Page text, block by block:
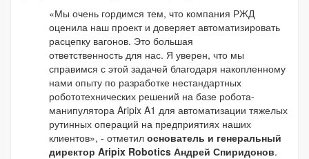
«Мы очень гордимся тем, что компания РЖД
оценила наш проект и доверяет автоматизировать
расцепку вагонов. Это большая
ответственность для нас. Я уверен, что мы
справимся с этой задачей благодаря накопленному
нами опыту по разработке нестандартных
робототехнических решений на базе робота-
манипулятора Aripix A1 для автоматизации тяжелых
рутинных операций на предприятиях наших
клиентов», - отметил основатель и генеральный
директор Aripix Robotics Андрей Спиридонов.